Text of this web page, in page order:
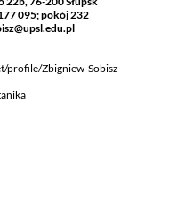
095; pokój 232
profile/Zbigniew-Sobisz